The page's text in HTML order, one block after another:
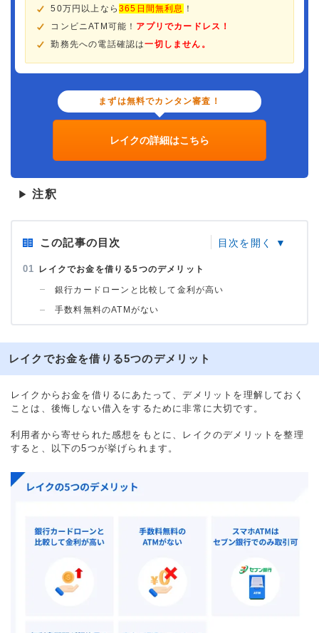
50万円以上なら365日間無利息 ！
コンビニATM可能！ アプリでカードレス！
勤務先への電話確認は一切しません。
まずは無料でカンタン審査！
レイクの詳細はこちら
▶ 注釈
この記事の目次
レイクでお金を借りる5つのデメリット
銀行カードローンと比較して金利が高い
手数料無料のATMがない
レイクでお金を借りる5つのデメリット
レイクからお金を借りるにあたって、デメリットを理解しておく
ことは、後悔しない借入をするために非常に大切です。
利用者から寄せられた感想をもとに、レイクのデメリットを整理
すると、以下の5つが挙げられます。